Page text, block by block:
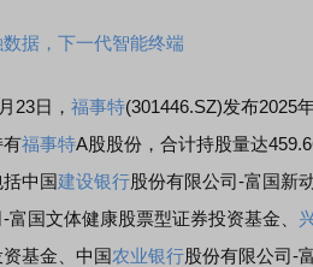
据，下一代智能终端
日， 福事特(301446.SZ)发布2025
有福事特A股股份，合计持股量达
中国建设银行股份有限公司-富国新
富国文体健康股票型证券投资基金、
基金、中国农业银行股份有限公司-